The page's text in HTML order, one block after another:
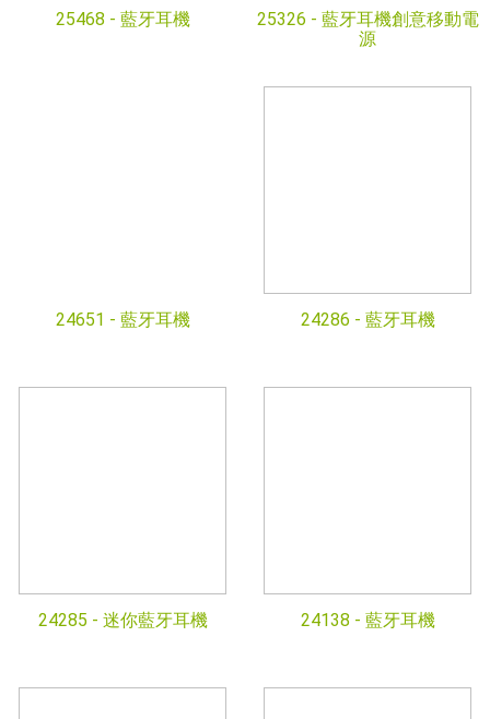
25468 - 藍牙耳機 25326 - 藍牙耳機創意移動電
源
24651 - 藍牙耳機 24286 - 藍牙耳機
24285 - 迷你藍牙耳機 24138 - 藍牙耳機